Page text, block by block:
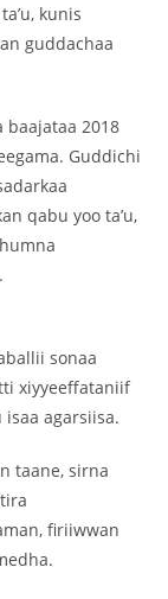
kunis
guddachaa
baajataa 2018
Guddichi
qabu yoo ta’u,
sonaa
xiyyeeffataniif
agarsiisa.
taane, sirna
firiiwwan